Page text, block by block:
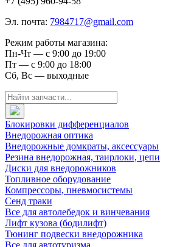
Эл. почта: 7984717@gmail.com
Режим работы магазина:
Пн-Чт — с 9:00 до 19:00
Пт — с 9:00 до 18:00
Сб, Вс — выходные
Блокировки дифференциалов
Внедорожная оптика
Внедорожные домкраты, аксессуары
Резина внедорожная, таирлоки, цепи
Диски для внедорожников
Топливное оборудование
Компрессоры, пневмосистемы
Сенд траки
Все для автолебедок и винчевания
Лифт кузова (бодилифт)
Тюнинг подвески внедорожника
Все для автотуризма